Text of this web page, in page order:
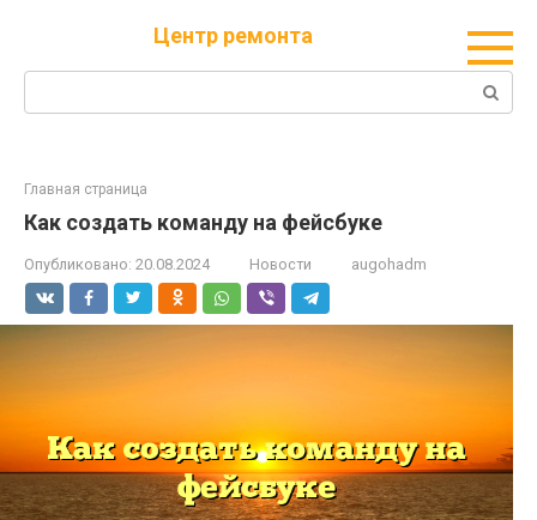
Центр ремонта
Поиск:
Главная страница
Как создать команду на фейсбуке
Опубликовано: 20.08.2024 Новости augohadm